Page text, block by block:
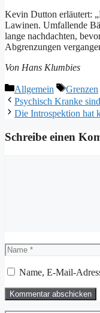
Kevin Dutton erläutert:
Lawinen. Umfallende
lange nachdachten,
Abgrenzungen
Von Hans Klumbies
Kategorien
Allgemein
Grenzen
Psychisch Kranke
Die Introspektion hat
Schreibe einen
Name
Name, E-Mail-